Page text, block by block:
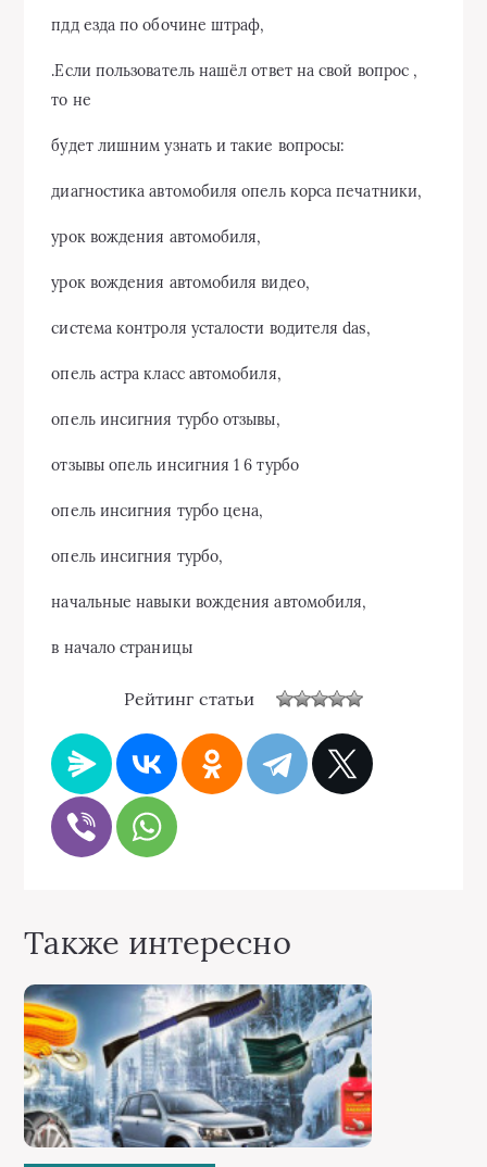
пдд езда по обочине штраф,
.Если пользователь нашёл ответ на свой вопрос ,
то не
будет лишним узнать и такие вопросы:
диагностика автомобиля опель корса печатники,
урок вождения автомобиля,
урок вождения автомобиля видео,
система контроля усталости водителя das,
опель астра класс автомобиля,
опель инсигния турбо отзывы,
отзывы опель инсигния 1 6 турбо
опель инсигния турбо цена,
опель инсигния турбо,
начальные навыки вождения автомобиля,
в начало страницы
Рейтинг статьи
Также интересно